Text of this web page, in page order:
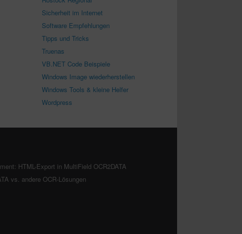
Sicherheit im Internet
Software Empfehlungen
Tipps und Tricks
Truenas
VB.NET Code Beispiele
Windows Image wiederherstellen
Windows Tools & kleine Helfer
Wordpress
HTML-Export in MultiField OCR2DATA
vs. andere OCR-Lösungen